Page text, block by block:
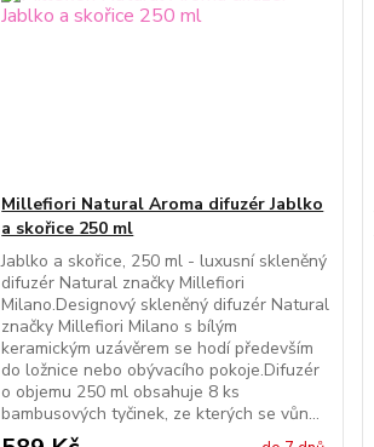
Millefiori Natural Aroma difuzér Jablko
a skořice 250 ml
Jablko a skořice, 250 ml - luxusní skleněný
difuzér Natural značky Millefiori
Milano.Designový skleněný difuzér Natural
značky Millefiori Milano s bílým
keramickým uzávěrem se hodí především
do ložnice nebo obývacího pokoje.Difuzér
o objemu 250 ml obsahuje 8 ks
bambusových tyčinek, ze kterých se vůn...